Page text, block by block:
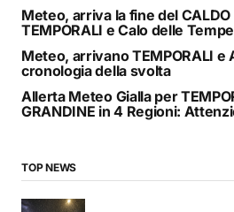
Meteo, arriva la fine del
TEMPORALI e Calo delle
Meteo, arrivano TEMPORALI e
cronologia della svolta
Allerta Meteo Gialla per
GRANDINE in 4 Regioni:
TOP NEWS